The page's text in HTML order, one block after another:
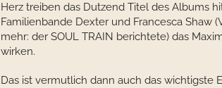
Herz treiben das Dutzend Titel des Albums
Familienbande Dexter und Francesca Shaw
mehr: der SOUL TRAIN berichtete) das
wirken.
Das ist vermutlich dann auch das wichtigste